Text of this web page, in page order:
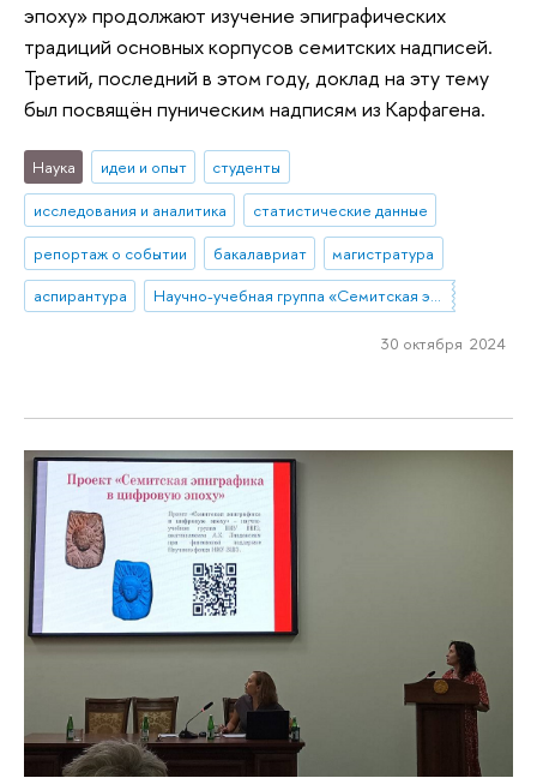
эпоху» продолжают изучение эпиграфических
традиций основных корпусов семитских надписей.
Третий, последний в этом году, доклад на эту тему
был посвящён пуническим надписям из Карфагена.
Наука идеи и опыт
студенты
исследования и аналитика
статистические данные
репортаж о событии
бакалавриат
магистратура
аспирантура
Научно-учебная группа «Семитская эпиграфика в цифровую эпоху»
30 октября 2024